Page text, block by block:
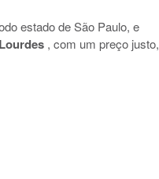
estado de São Paulo, e
, com um preço justo,